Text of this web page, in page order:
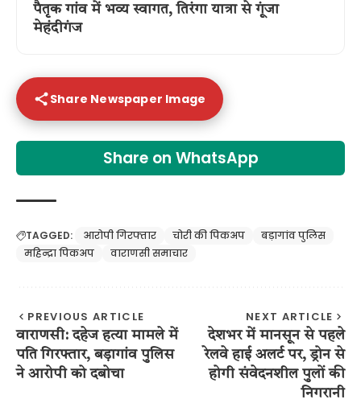
पैतृक गांव में भव्य स्वागत, तिरंगा यात्रा से गूंजा
मेहंदीगंज
Share Newspaper Image
Share on WhatsApp
TAGGED: आरोपी गिरफ्तार चोरी की पिकअप
बड़ागांव पुलिस
महिन्द्रा पिकअप
वाराणसी समाचार
PREVIOUS ARTICLE
वाराणसी: दहेज हत्या मामले में
पति गिरफ्तार, बड़ागांव पुलिस
ने आरोपी को दबोचा
NEXT ARTICLE
देशभर में मानसून से पहले
रेलवे हाई अलर्ट पर, ड्रोन से
होगी संवेदनशील पुलों की
निगरानी